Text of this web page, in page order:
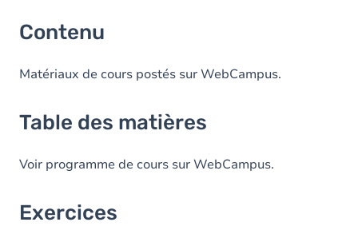
Contenu
Matériaux de cours postés sur WebCampus.
Table des matières
Voir programme de cours sur WebCampus.
Exercices